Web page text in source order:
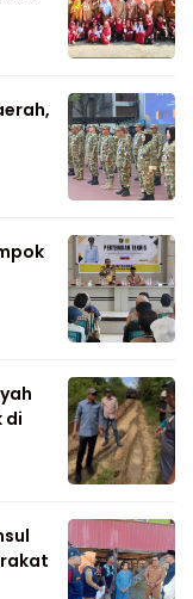
di